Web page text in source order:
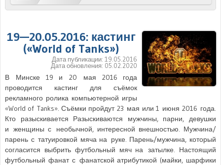
19—20.05.2016: кастинг
(«World of Tanks»)
Дата публикации: 19.05.2016
Дата обновления: 05.02.2020
В Минске 19 и 20 мая 2016 года
проводится кастинг для съёмок
рекламного ролика компьютерной игры
«World of Tanks». Съёмки пройдут 23 мая или 1 июня 2016 года.
Кто разыскивается Разыскиваются мужчины, парни, девушки
и женщины с необычной, интересной внешностью. Мужчина/
парень с татуировкой мяча на руке. Парень/мужчина, который
согласится выбрить футбольный мяч на затылке. Настоящий
футбольный фанат с фанатской атрибутикой (майки, шарфики